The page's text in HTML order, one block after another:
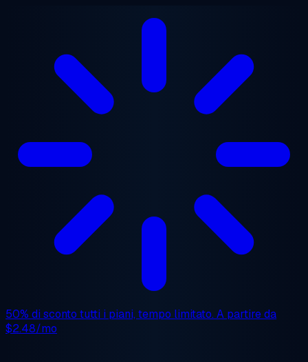
50% di sconto tutti i piani, tempo limitato. A partire da
$2.48/mo